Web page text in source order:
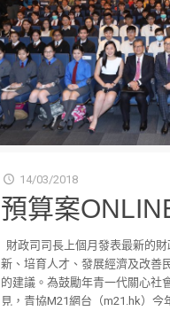
14/03/2018
預算案
財政司司長上個月發表最新的
新、培育人才、發展經濟及改善
的建議。為鼓勵年青一代關心社
見，青協M21網台（m21.hk）今